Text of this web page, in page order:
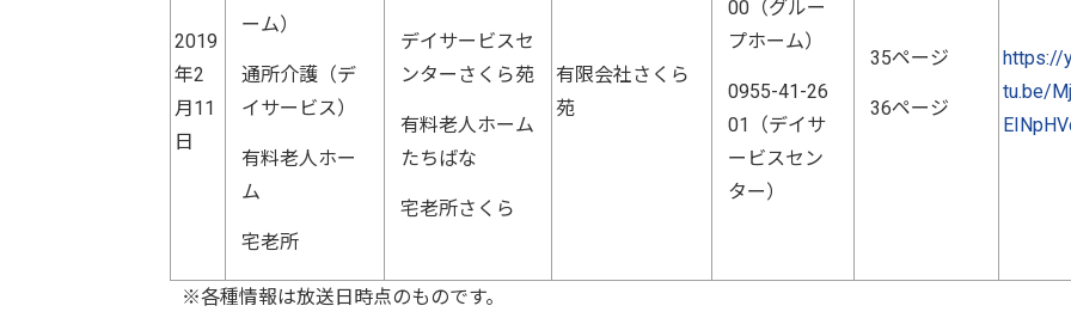
2019
年2
月11
日
ーム）
通所介護（デ
イサービス）
有料老人ホー
ム
宅老所
デイサービスセ
ンターさくら苑
有料老人ホーム
たちばな
宅老所さくら
有限会社さくら
苑
00（グルー
プホーム）
0955-41-26
01（デイサ
ービスセン
ター）
35ページ
36ページ
https://
tu.be/
※各種情報は放送日時点のものです。